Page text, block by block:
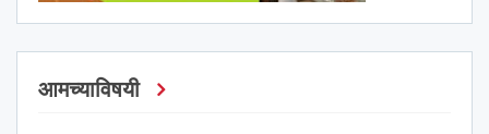
आमच्याविषयी